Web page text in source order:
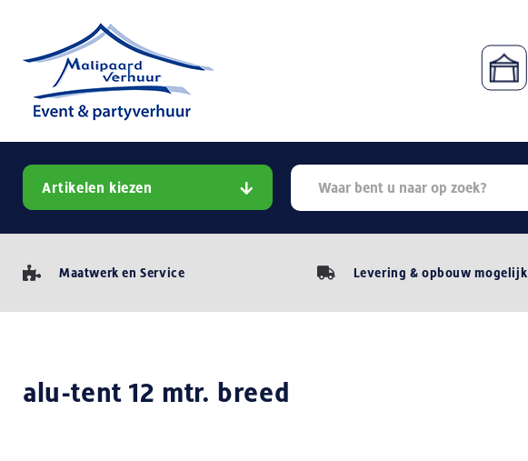
Artikelen kiezen
Maatwerk en Service Levering & opbouw mogelijk
alu-tent 12 mtr. breed